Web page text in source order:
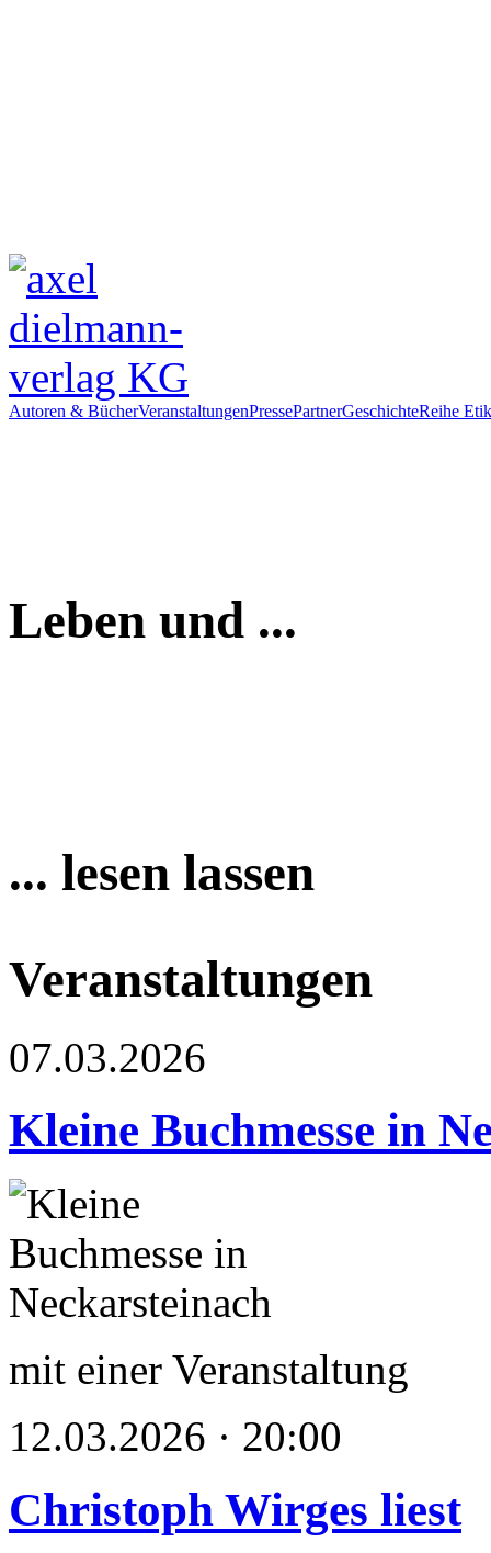
Autoren & BücherVeranstaltungenPressePartnerGeschichteReihe
Leben und ...
... lesen lassen
Veranstaltungen
07.03.2026
Kleine Buchmesse in
mit einer Veranstaltung
12.03.2026 · 20:00
Christoph Wirges liest